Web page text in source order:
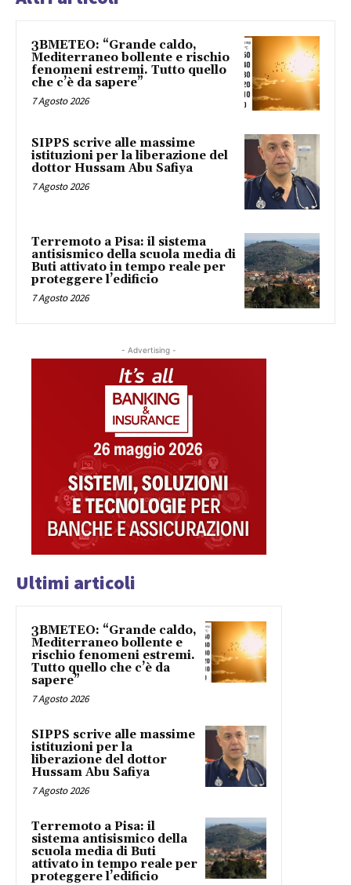
3BMETEO: “Grande caldo,
Mediterraneo bollente e rischio
fenomeni estremi. Tutto quello
che c’è da sapere”
7 Agosto 2026
SIPPS scrive alle massime
istituzioni per la liberazione del
dottor Hussam Abu Safiya
7 Agosto 2026
Terremoto a Pisa: il sistema
antisismico della scuola media di
Buti attivato in tempo reale per
proteggere l’edificio
7 Agosto 2026
- Advertising -
Ultimi articoli
3BMETEO: “Grande caldo,
Mediterraneo bollente e
rischio fenomeni estremi.
Tutto quello che c’è da
sapere”
7 Agosto 2026
SIPPS scrive alle massime
istituzioni per la
liberazione del dottor
Hussam Abu Safiya
7 Agosto 2026
Terremoto a Pisa: il
sistema antisismico della
scuola media di Buti
attivato in tempo reale per
proteggere l’edificio